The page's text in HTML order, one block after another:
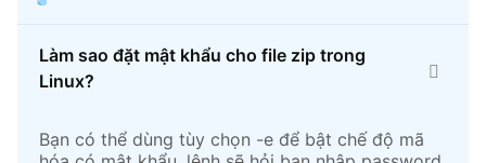
Làm sao đặt mật khẩu cho file zip trong
Linux?
Bạn có thể dùng tùy chọn -e để bật chế độ mã